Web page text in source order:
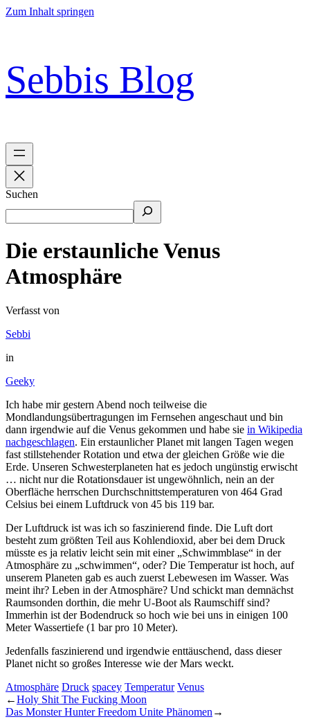
Zum Inhalt springen
Sebbis Blog
Suchen
Die erstaunliche Venus
Atmosphäre
Verfasst von
Sebbi
in
Geeky
Ich habe mir gestern Abend noch teilweise die
Mondlandungsübertragungen im Fernsehen angeschaut und bin
dann irgendwie auf die Venus gekommen und habe sie in Wikipedia
nachgeschlagen. Ein erstaunlicher Planet mit langen Tagen wegen
fast stillstehender Rotation und etwa der gleichen Größe wie die
Erde. Unseren Schwesterplaneten hat es jedoch ungünstig erwischt
… nicht nur die Rotationsdauer ist ungewöhnlich, nein an der
Oberfläche herrschen Durchschnittstemperaturen von 464 Grad
Celsius bei einem Luftdruck von 45 bis 119 bar.
Der Luftdruck ist was ich so faszinierend finde. Die Luft dort
besteht zum größten Teil aus Kohlendioxid, aber bei dem Druck
müsste es ja relativ leicht sein mit einer „Schwimmblase“ in der
Atmosphäre zu „schwimmen“, oder? Die Temperatur ist hoch, auf
unserem Planeten gab es auch zuerst Lebewesen im Wasser. Was
meint ihr? Leben in der Atmosphäre? Und schickt man demnächst
Raumsonden dorthin, die mehr U-Boot als Raumschiff sind?
Immerhin ist der Bodendruck so hoch wie bei uns in einigen 100
Meter Wassertiefe (1 bar pro 10 Meter).
Jedenfalls faszinierend und irgendwie enttäuschend, dass dieser
Planet nicht so großes Interesse wie der Mars weckt.
Atmosphäre Druck spacey Temperatur Venus
←Holy Shit The Fucking Moon
Das Monster Hunter Freedom Unite Phänomen →